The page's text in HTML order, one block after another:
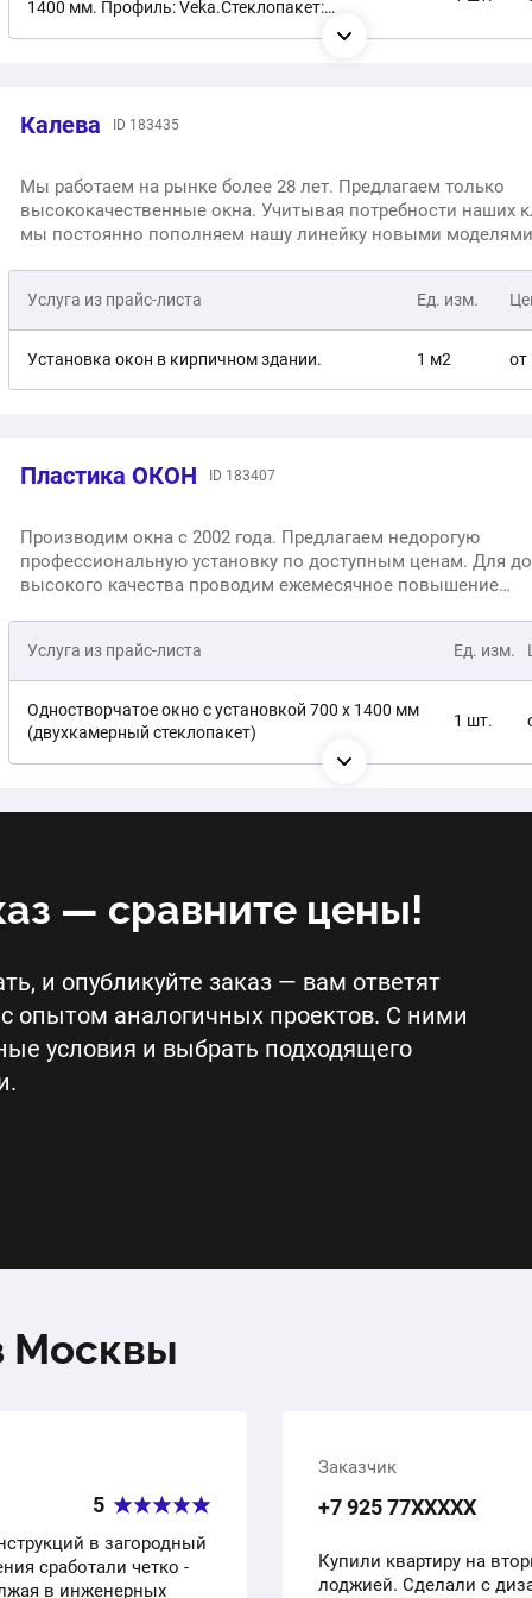
1400 мм. Профиль: Veka.Стеклопакет:
двухкамерный. Материал: ПВХ.
Двухстворчатое алюминиевое окно Alumark S50,
1300х1400 мм, двухкамерный стеклопакет
1 шт.
Алюминиевое окно из профиля Provedal P400,
1300х1400 мм, двухкамерный стеклопакет
Калева ID 183435
Мы работаем на рынке более 28 лет. Предлагаем только
высококачественные окна. Учитывая потребности наших
мы постоянно пополняем нашу линейку новыми моделями.
долговечностью.
Услуга из прайс-листа Ед. изм.
Установка окон в кирпичном здании. 1 м2 от
Пластика ОКОН ID 183407
Производим окна с 2002 года. Предлагаем недорогую
профессиональную установку по доступным ценам. Для
высокого качества проводим ежемесячное повышение
рекламаций. Предоставляем гарантию на установку в
(официально по договору, а не на словах, как у некоторых
представителей рынка).
Услуга из прайс-листа Ед. изм.
Одностворчатое окно с установкой 700 х 1400 мм
(двухкамерный стеклопакет)
1 шт.
(двухкамерный стеклопакет)
(двухкамерный стеклопакет)
Алюминиевое двухстворчатое окно 1400 х 1400 мм
(двухкамерный стеклопакет)
— сравните цены!
и опубликуйте заказ — вам ответят
опытом аналогичных проектов. С ними
условия и выбрать подходящего
Москвы
5
в загородный
сработали четко -
в инженерных
Заказчик
+7 925 77ХХХХХ
Купили квартиру на
лоджией. Сделали с